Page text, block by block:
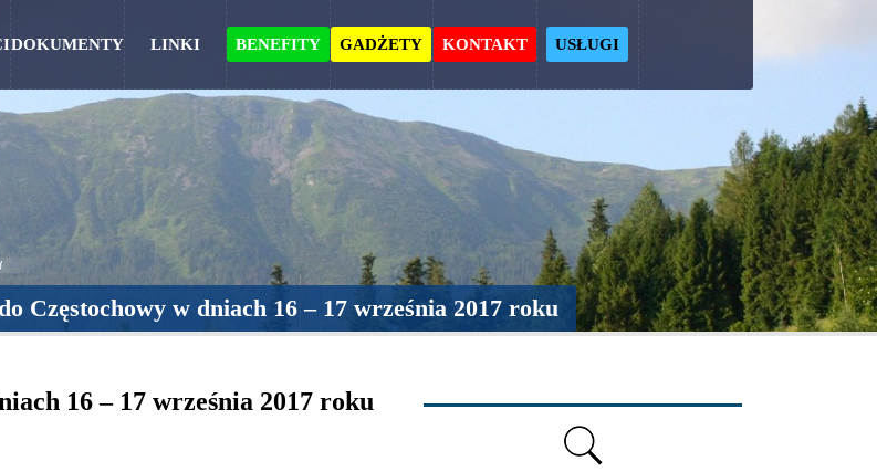
DOKUMENTY LINKI BENEFITY GADŻETY KONTAKT USŁUGI
Częstochowy w dniach 16 – 17 września 2017 roku
16 – 17 września 2017 roku